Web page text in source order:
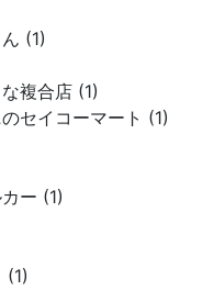
(1)
複合店 (1)
セイコーマート (1)
ー (1)
(1)